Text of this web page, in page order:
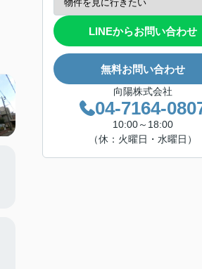
LINEからお問い合わせ
無料お問い合わせ
向陽株式会社
04-7164-
10:00～18:00
（休：火曜日・水曜日）